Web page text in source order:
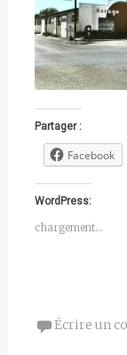
Partager :
Facebook
WordPress:
chargement…
Écrire un